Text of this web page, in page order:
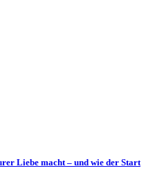
Liebe macht – und wie der Start